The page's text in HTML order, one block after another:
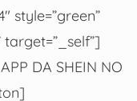
style=”green”
target=”_self”]
DA SHEIN NO